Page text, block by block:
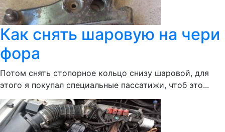
Как снять шаровую на чери
фора
Потом снять стопорное кольцо снизу шаровой, для
этого я покупал специальные пассатижи, чтоб это...